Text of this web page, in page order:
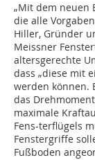
„Mit dem neuen
die alle
Hiller, Gründer
Meissner
altersgerechte
dass „diese mit
werden können.
das
maximale
Fens-terflügels
Fenstergriffe
Fußboden